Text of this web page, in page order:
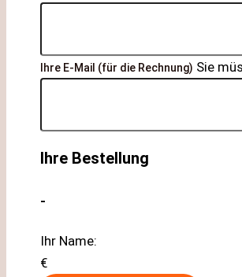
Ihre E-Mail (für die Rechnung) Sie
Ihre Bestellung
-
Ihr Name:
€